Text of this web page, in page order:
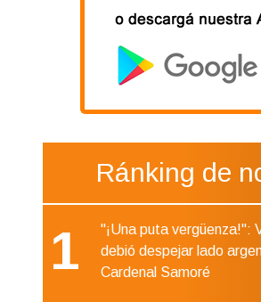
Ránking de
1
"¡Una puta vergüenza!":
debió despejar lado
Cardenal Samoré